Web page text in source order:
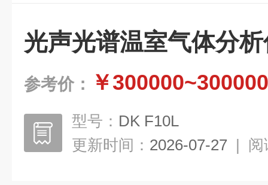
光声光谱温室气体分
参考价： ￥300000~300000
型号： DK F10L
更新时间： 2026-07-27 | 阅